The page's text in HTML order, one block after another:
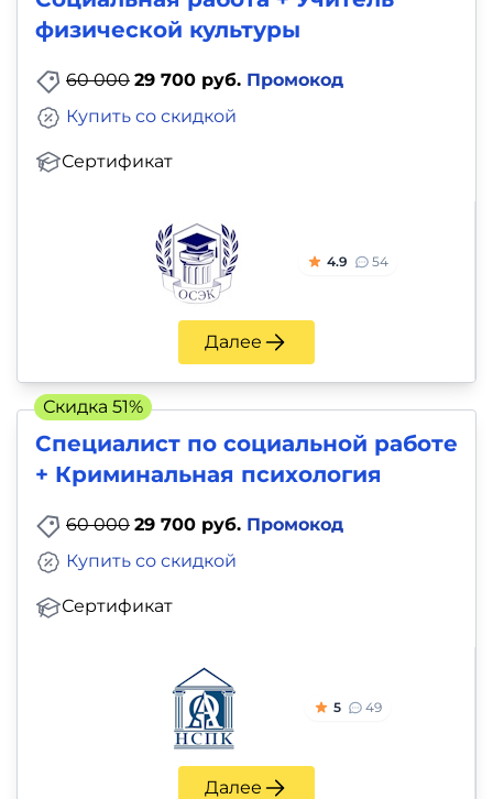
физической культуры
60 000 29 700 руб. Промокод
Сертификат
Купить со скидкой
4.9 54
Далее
Специалист по социальной работе
+ Криминальная психология
60 000 29 700 руб. Промокод
Сертификат
Купить со скидкой
5 49
Далее
Скидка 51%